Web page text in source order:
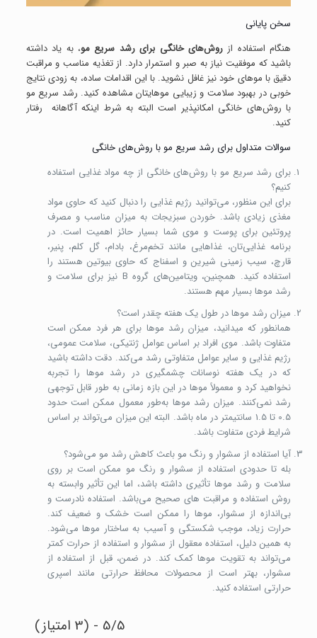
سخن پایانی
هنگام استفاده از روش‌های خانگی برای رشد سریع مو، به یاد داشته
باشید که موفقیت نیاز به صبر و استمرار دارد. از تغذیه مناسب و مراقبت
دقیق با موهای خود نیز غافل نشوید. با این اقدامات ساده، به زودی نتایج
خوبی در بهبود سلامت و زیبایی موهایتان مشاهده کنید. رشد سریع مو
با روش‌های خانگی امکانپذیر است البته به شرط اینکه آگاهانه رفتار
کنید.
سوالات متداول برای رشد سریع مو با روش‌های خانگی
برای رشد سریع مو با روش‌های خانگی از چه مواد غذایی استفاده
کنیم؟
برای این منظور، می‌توانید رژیم غذایی‌ را دنبال کنید که حاوی مواد
مغذی زیادی باشد. خوردن سبزیجات به میزان مناسب و مصرف
پروتئین برای پوست و موی شما بسیار حائز اهمیت است. در
برنامه غذایی‌تان، غذاهایی مانند تخم‌مرغ، بادام، گل کلم، پنیر،
قارچ، سیب زمینی شیرین و اسفناج که حاوی بیوتین هستند را
استفاده کنید. همچنین، ویتامین‌های گروه B نیز برای سلامت و
رشد موها بسیار مهم هستند.
میزان رشد موها در طول یک هفته چقدر است؟
همانطور که میدانید، میزان رشد موها برای هر فرد ممکن است
متفاوت باشد. موی افراد بر اساس عوامل ژنتیکی، سلامت عمومی،
رژیم غذایی و سایر عوامل متفاوتی رشد می‌کند. دقت داشته باشید
که در یک هفته نوسانات چشمگیری در رشد موها را تجربه
نخواهید کرد و معمولاً موها در این بازه زمانی به طور قابل توجهی
رشد نمی‌کنند. میزان رشد موها به‌طور معمول ممکن است حدود
0.5 تا 1.5 سانتیمتر در ماه باشد. البته این میزان می‌تواند بر اساس
شرایط فردی متفاوت باشد.
آیا استفاده از سشوار و رنگ مو باعث کاهش رشد مو می‌شود؟
بله تا حدودی استفاده از سشوار و رنگ مو ممکن است بر روی
سلامت و رشد موها تأثیری داشته باشد، اما این تأثیر وابسته به
روش استفاده و مراقبت های صحیح می‌باشد. استفاده نادرست و
بی‌اندازه از سشوار، موها را ممکن است خشک و ضعیف کند.
حرارت زیاد، موجب شکستگی و آسیب به ساختار موها می‌شود.
به همین دلیل، استفاده معقول از سشوار و استفاده از حرارت کمتر
می‌تواند به تقویت موها کمک کند. در ضمن، قبل از استفاده از
سشوار، بهتر است از محصولات محافظ حرارتی مانند اسپری
حرارتی استفاده کنید.
5/5 - (3 امتیاز)